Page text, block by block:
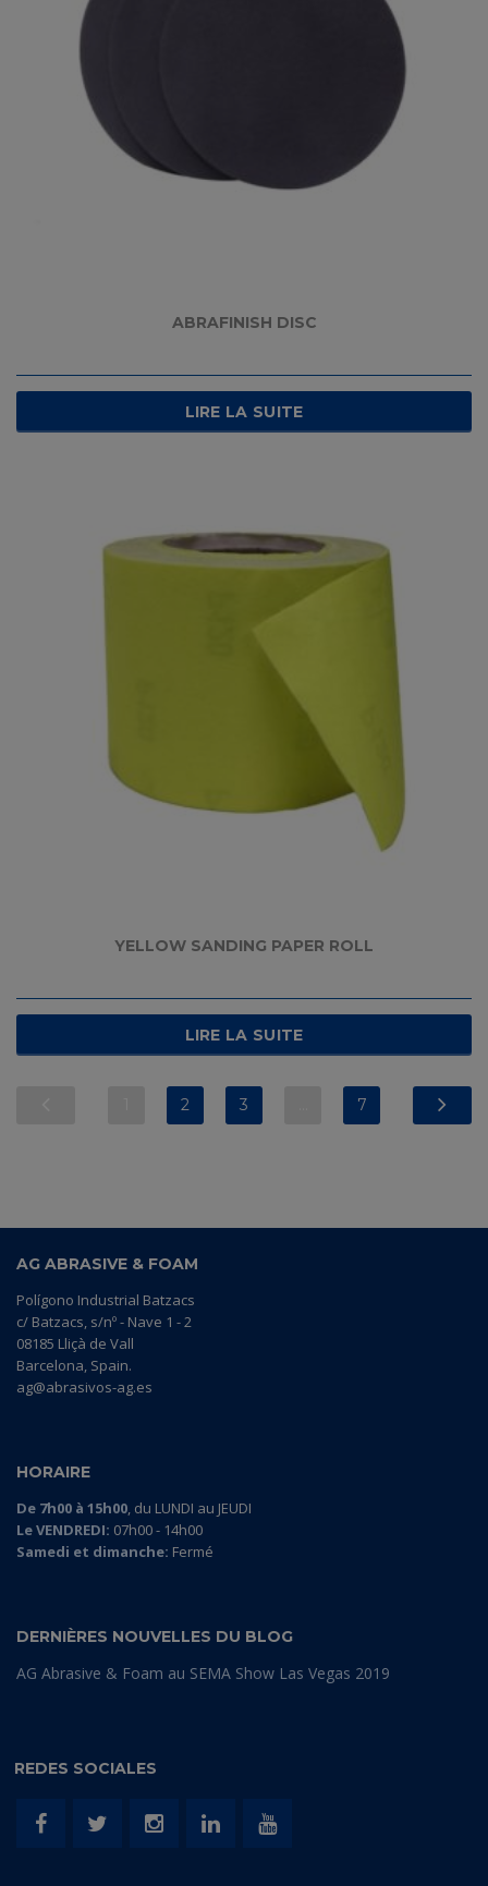
ABRAFINISH DISC
LIRE LA SUITE
YELLOW SANDING PAPER ROLL
LIRE LA SUITE
2 3 7
AG ABRASIVE & FOAM
Polígono Industrial Batzacs
c/ Batzacs, s/nº - Nave 1 - 2
08185 Lliçà de Vall
Barcelona, Spain.
ag@abrasivos-ag.es
HORAIRE
De 7h00 à 15h00, du LUNDI au JEUDI
Le VENDREDI: 07h00 - 14h00
Samedi et dimanche: Fermé
DERNIÈRES NOUVELLES DU BLOG
AG Abrasive & Foam au SEMA Show Las Vegas 2019
REDES SOCIALES